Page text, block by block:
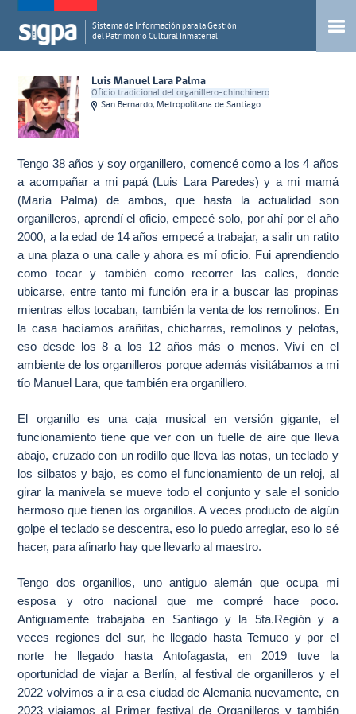
Sistema de Información para la Gestión
del Patrimonio Cultural Inmaterial
Luis Manuel Lara Palma
Oficio tradicional del organillero-chinchinero
San Bernardo, Metropolitana de Santiago
Tengo 38 años y soy organillero, comencé como a los 4 años
a acompañar a mi papá (Luis Lara Paredes) y a mi mamá
(María Palma) de ambos, que hasta la actualidad son
organilleros, aprendí el oficio, empecé solo, por ahí por el año
2000, a la edad de 14 años empecé a trabajar, a salir un ratito
a una plaza o una calle y ahora es mí oficio. Fui aprendiendo
como tocar y también como recorrer las calles, donde
ubicarse, entre tanto mi función era ir a buscar las propinas
mientras ellos tocaban, también la venta de los remolinos. En
la casa hacíamos arañitas, chicharras, remolinos y pelotas,
eso desde los 8 a los 12 años más o menos. Viví en el
ambiente de los organilleros porque además visitábamos a mi
tío Manuel Lara, que también era organillero.
El organillo es una caja musical en versión gigante, el
funcionamiento tiene que ver con un fuelle de aire que lleva
abajo, cruzado con un rodillo que lleva las notas, un teclado y
los silbatos y bajo, es como el funcionamiento de un reloj, al
girar la manivela se mueve todo el conjunto y sale el sonido
hermoso que tienen los organillos. A veces producto de algún
golpe el teclado se descentra, eso lo puedo arreglar, eso lo sé
hacer, para afinarlo hay que llevarlo al maestro.
Tengo dos organillos, uno antiguo alemán que ocupa mi
esposa y otro nacional que me compré hace poco.
Antiguamente trabajaba en Santiago y la 5ta.Región y a
veces regiones del sur, he llegado hasta Temuco y por el
norte he llegado hasta Antofagasta, en 2019 tuve la
oportunidad de viajar a Berlín, al festival de organilleros y el
2022 volvimos a ir a esa ciudad de Alemania nuevamente, en
2023 viajamos al Primer festival de Organilleros y también